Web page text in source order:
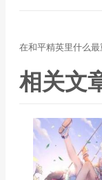
在和平精英里什么
相关文